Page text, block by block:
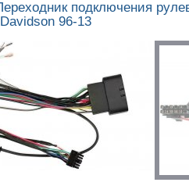
подключения
96-13